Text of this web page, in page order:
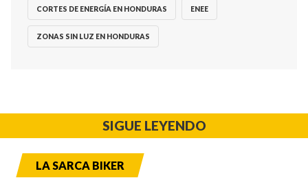
CORTES DE ENERGÍA EN HONDURAS ENEE
ZONAS SIN LUZ EN HONDURAS
SIGUE LEYENDO
LA SARCA BIKER